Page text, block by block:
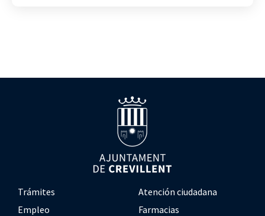
Trámites
Atención ciudadana
Empleo
Farmacias